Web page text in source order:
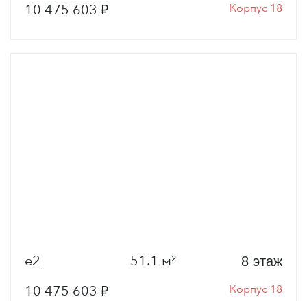
Корпус 18
10 475 603 ₽
е2 51.1 м²
Корпус 18
8 этаж
10 475 603 ₽